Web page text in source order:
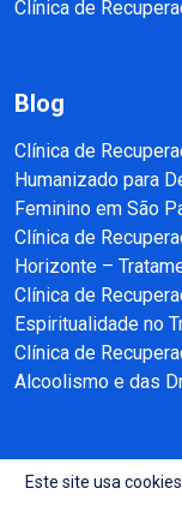
Clínica de
Blog
Clínica de
Humanizado para
Feminino em São
Clínica de
Horizonte –
Clínica de
Espiritualidade no
Clínica de
Alcoolismo e das
Copyright © 2025 -
Este site usa